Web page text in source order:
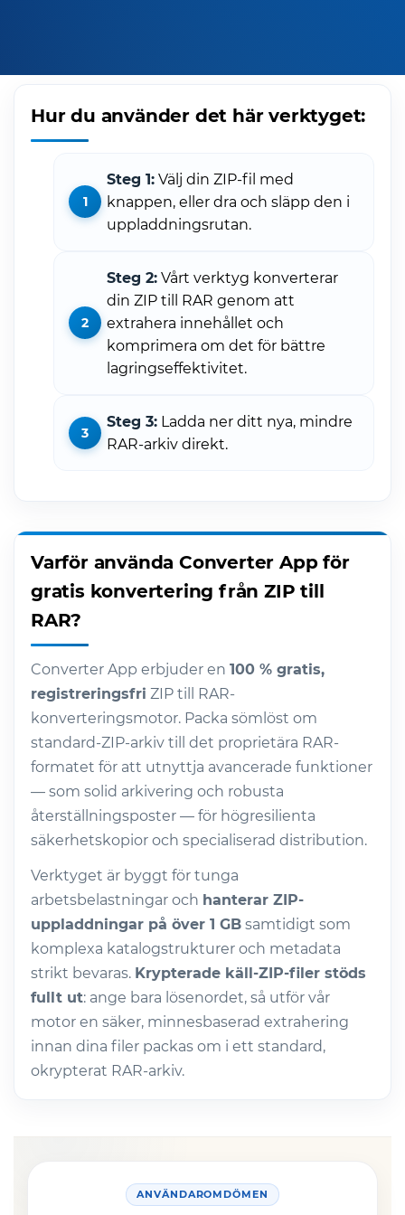
Hur du använder det här verktyget:
Steg 1: Välj din ZIP-fil med
knappen, eller dra och släpp den i
uppladdningsrutan.
Steg 2: Vårt verktyg konverterar
din ZIP till RAR genom att
extrahera innehållet och
komprimera om det för bättre
lagringseffektivitet.
Steg 3: Ladda ner ditt nya, mindre
RAR-arkiv direkt.
Varför använda Converter App för
gratis konvertering från ZIP till
RAR?
Converter App erbjuder en 100 % gratis,
registreringsfri ZIP till RAR-
konverteringsmotor. Packa sömlöst om
standard-ZIP-arkiv till det proprietära RAR-
formatet för att utnyttja avancerade funktioner
— som solid arkivering och robusta
återställningsposter — för högresilienta
säkerhetskopior och specialiserad distribution.
Verktyget är byggt för tunga
arbetsbelastningar och hanterar ZIP-
uppladdningar på över 1 GB samtidigt som
komplexa katalogstrukturer och metadata
strikt bevaras. Krypterade käll-ZIP-filer stöds
fullt ut: ange bara lösenordet, så utför vår
motor en säker, minnesbaserad extrahering
innan dina filer packas om i ett standard,
okrypterat RAR-arkiv.
ANVÄNDAROMDÖMEN